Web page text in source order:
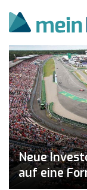
Neue
auf eine